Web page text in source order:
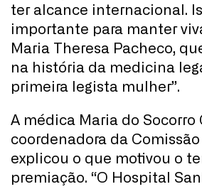
ter alcance internacional.
importante para manter
Maria Theresa Pacheco,
na história da medicina
primeira legista mulher”.
A médica Maria do Socorro
coordenadora da Comissão
explicou o que motivou o
premiação. “O Hospital